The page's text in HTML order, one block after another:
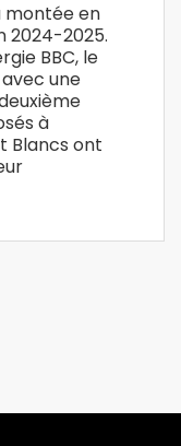
montée en
2024-2025.
BBC, le
une
à
Blancs ont